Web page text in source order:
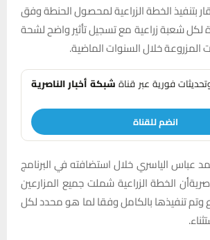
بتنفيذ الخطة الزراعية لمحصول الحنطة وفق
لكل شعبة زراعية مع تسجيل تأثير واضح لشحة
المزروعة خلال السنوات الماضية.
فورية عبر قناةشبكة أخبار الناصرية
انضم للقناة
عباس الياسري خلال استضافته في البرنامج
الخطة الزراعية شملت جميع المزارعين
وتم تنفيذها بالكامل وفقا لما هو محدد لكل